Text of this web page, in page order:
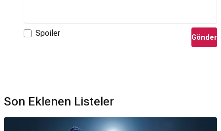
Spoiler Gönder
Son Eklenen Listeler